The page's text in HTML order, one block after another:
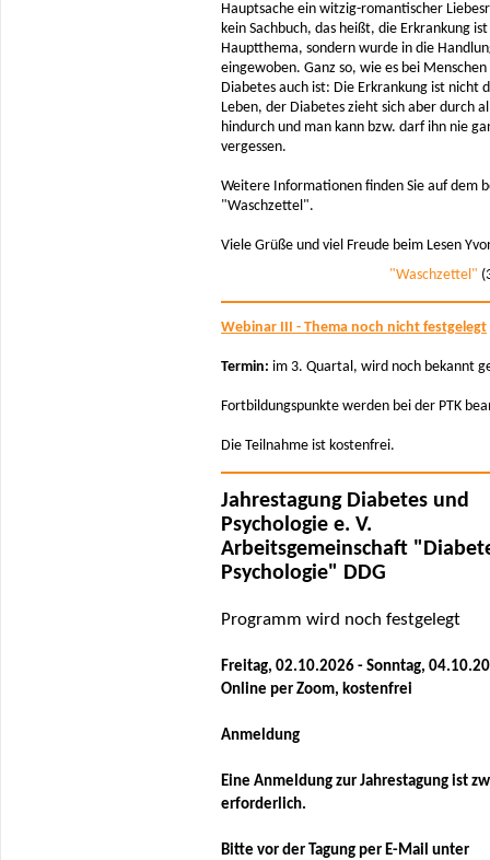
Hauptsache ein witzig-romantischer
kein Sachbuch, das heißt, die Erkrankung
Hauptthema, sondern wurde in die
eingewoben. Ganz so, wie es bei
Diabetes auch ist: Die Erkrankung ist nicht
Leben, der Diabetes zieht sich aber durch
hindurch und man kann bzw. darf ihn nie
vergessen.
Weitere Informationen finden Sie auf dem
"Waschzettel".
Viele Grüße und viel Freude beim Lesen
"Waschzettel"
Webinar III - Thema noch nicht festgelegt
Termin: im 3. Quartal, wird noch bekannt
Fortbildungspunkte werden bei der PTK
Die Teilnahme ist kostenfrei.
Jahrestagung Diabetes und
Psychologie e. V.
Arbeitsgemeinschaft
Psychologie" DDG
Programm wird noch festgelegt
Freitag, 02.10.2026 - Sonntag,
Online per Zoom, kostenfrei
Anmeldung
Eine Anmeldung zur Jahrestagung ist
erforderlich.
Bitte vor der Tagung per E-Mail unter